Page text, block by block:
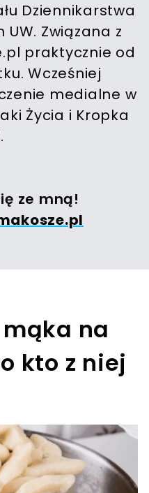
Dziennikarstwa
UW. Związana z
praktycznie od
Wcześniej
medialne w
Życia i Kropka
ze mną!
na
kto z niej